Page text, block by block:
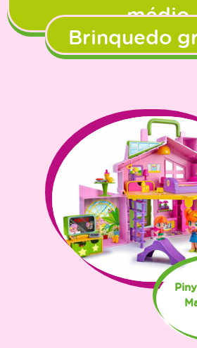
médio
Brinquedo